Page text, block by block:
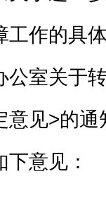
工作的具
公室关于
意见>的通
意见：